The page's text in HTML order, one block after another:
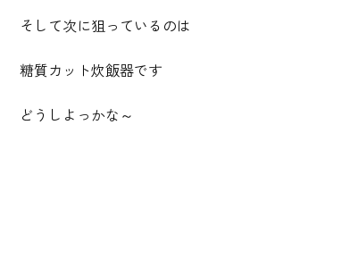
そして次に狙っているのは
糖質カット炊飯器です
どうしよっかな～